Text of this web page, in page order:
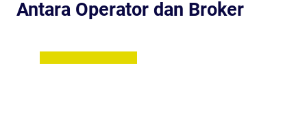
Antara Operator dan Broker